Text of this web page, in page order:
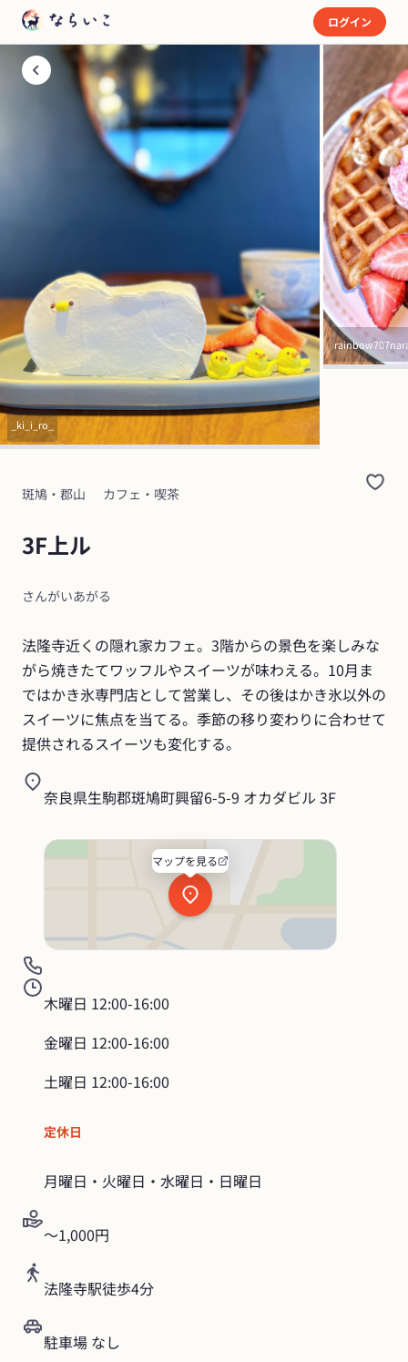
ログイン
_ki_i_ro_
斑鳩・郡山 カフェ・喫茶
3F上ル
さんがいあがる
法隆寺近くの隠れ家カフェ。3階からの景色を楽しみな
がら焼きたてワッフルやスイーツが味わえる。10月ま
ではかき氷専門店として営業し、その後はかき氷以外の
スイーツに焦点を当てる。季節の移り変わりに合わせて
提供されるスイーツも変化する。
奈良県生駒郡斑鳩町興留6-5-9 オカダビル 3F
マップを見る
木曜日 12:00-16:00
金曜日 12:00-16:00
土曜日 12:00-16:00
定休日
月曜日・火曜日・水曜日・日曜日
〜1,000円
法隆寺駅徒歩4分
駐車場 なし